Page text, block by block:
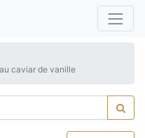
caviar de vanille